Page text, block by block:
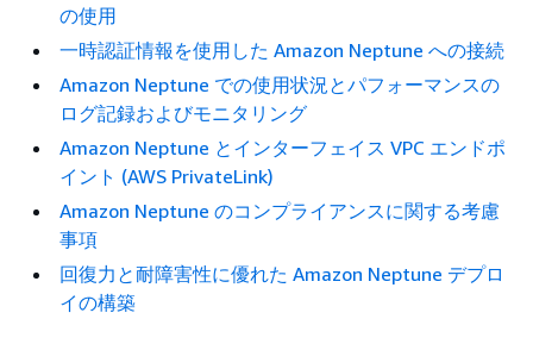
の使用
一時認証情報を使用した Amazon Neptune への接続
Amazon Neptune での使用状況とパフォーマンスの
ログ記録およびモニタリング
Amazon Neptune とインターフェイス VPC エンドポ
イント (AWS PrivateLink)
Amazon Neptune のコンプライアンスに関する考慮
事項
回復力と耐障害性に優れた Amazon Neptune デプロ
イの構築